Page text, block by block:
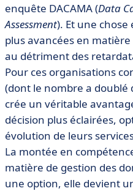
enquête DACAMA (Data
Assessment). Et une
plus avancées en
au détriment des
Pour ces organisations
(dont le nombre a doublé
crée un véritable
décision plus éclairées,
évolution de leurs
La montée en
matière de gestion des
une option, elle devient